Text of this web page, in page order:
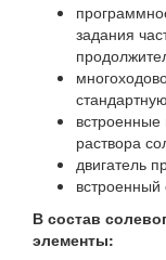
задания
раствора
двигатель
встроенный
В состав
элементы: